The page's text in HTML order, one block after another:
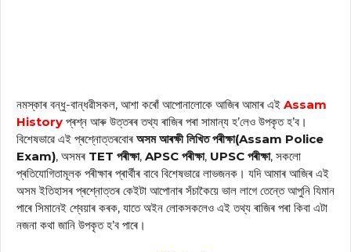
নমস্কাৰ বন্ধু-বান্ধৱীসকল, আশা কৰোঁ আপোনালোকে আজিৰ আমাৰ এই Assam
History প্ৰশ্ন আৰু উত্তৰৰ তথ্য ৰাজিৰ পৰা সামান্য হ’লেও উপকৃত হ’ব।
বিশেষভাৱে এই প্ৰশ্নোত্তৰবোৰ অসম আৰক্ষী লিখিত পৰীক্ষা(Assam Police
Exam), অসমৰ TET পৰীক্ষা, APSC পৰীক্ষা, UPSC পৰীক্ষা, সকলো
প্ৰতিযোগিতামূলক পৰীক্ষাৰ প্ৰাৰ্থীৰ বাবে বিশেষভাৱে লাভজনক। যদি আমাৰ আজিৰ এই
অসম ইতিহাসৰ প্ৰশ্নোত্তৰ কেইটা আপোনাৰ সঁচাকৈয়ে ভাল লাগে তেন্তে আপুনি যিমান
পাৰে সিমানেই শ্বেয়াৰ কৰক, যাতে অইন লোকসকলেও এই তথ্য ৰাজিৰ পৰা কিবা এটা
নজনা কথা জানি উপকৃত হ’ব পাৰে।